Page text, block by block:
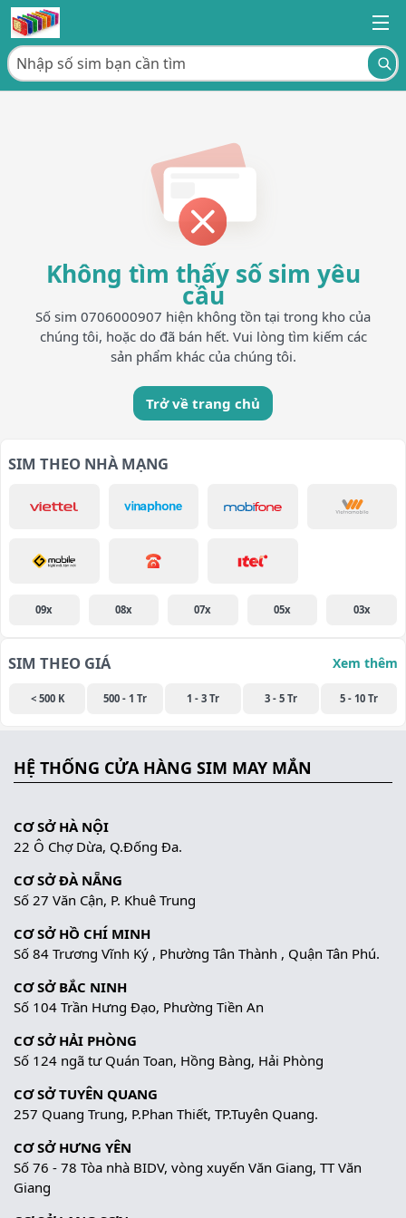
Không tìm thấy số sim yêu
cầu
Số sim 0706000907 hiện không tồn tại trong kho của
chúng tôi, hoặc do đã bán hết. Vui lòng tìm kiếm các
sản phẩm khác của chúng tôi.
Trở về trang chủ
SIM THEO NHÀ MẠNG
09x 08x 07x 05x 03x
SIM THEO GIÁ Xem thêm
< 500 K 500 - 1 Tr 1 - 3 Tr 3 - 5 Tr 5 - 10 Tr
HỆ THỐNG CỬA HÀNG SIM MAY MẮN
CƠ SỞ HÀ NỘI
22 Ô Chợ Dừa, Q.Đống Đa.
CƠ SỞ ĐÀ NẴNG
Số 27 Văn Cận, P. Khuê Trung
CƠ SỞ HỒ CHÍ MINH
Số 84 Trương Vĩnh Ký , Phường Tân Thành , Quận Tân Phú.
CƠ SỞ BẮC NINH
Số 104 Trần Hưng Đạo, Phường Tiền An
CƠ SỞ HẢI PHÒNG
Số 124 ngã tư Quán Toan, Hồng Bàng, Hải Phòng
CƠ SỞ TUYÊN QUANG
257 Quang Trung, P.Phan Thiết, TP.Tuyên Quang.
CƠ SỞ HƯNG YÊN
Số 76 - 78 Tòa nhà BIDV, vòng xuyến Văn Giang, TT Văn
Giang